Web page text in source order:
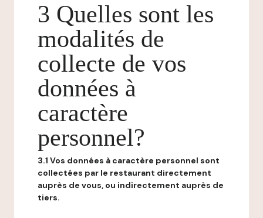
3 Quelles sont les
modalités de
collecte de vos
données à
caractère
personnel?
3.1 Vos données à caractère personnel sont
collectées par le restaurant directement
auprès de vous, ou indirectement auprès de
tiers.